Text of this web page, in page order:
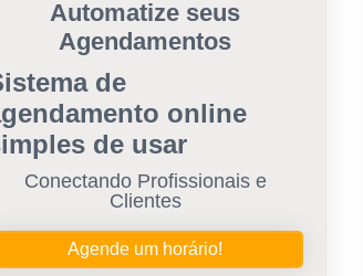
Automatize seus
Agendamentos
de
online
de usar
Conectando Profissionais e
Clientes
Agende um horário!